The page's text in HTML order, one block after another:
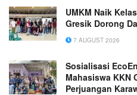
UMKM Naik
Gresik Dorong
7 AUGUST 2026
Sosialisasi
Mahasiswa KKN
Perjuangan